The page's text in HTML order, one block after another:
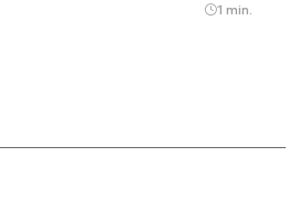
1 min.